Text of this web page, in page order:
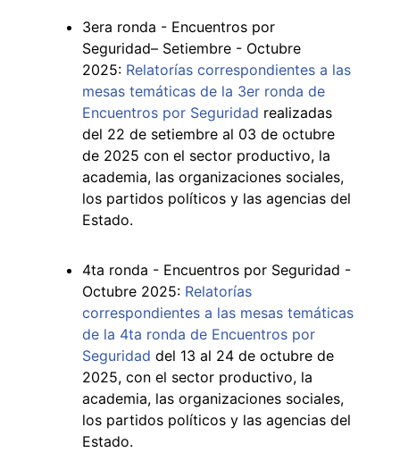
3era ronda - Encuentros por
Seguridad– Setiembre - Octubre
2025: Relatorías correspondientes a las
mesas temáticas de la 3er ronda de
Encuentros por Seguridad realizadas
del 22 de setiembre al 03 de octubre
de 2025 con el sector productivo, la
academia, las organizaciones sociales,
los partidos políticos y las agencias del
Estado.
4ta ronda - Encuentros por Seguridad -
Octubre 2025: Relatorías
correspondientes a las mesas temáticas
de la 4ta ronda de Encuentros por
Seguridad del 13 al 24 de octubre de
2025, con el sector productivo, la
academia, las organizaciones sociales,
los partidos políticos y las agencias del
Estado.